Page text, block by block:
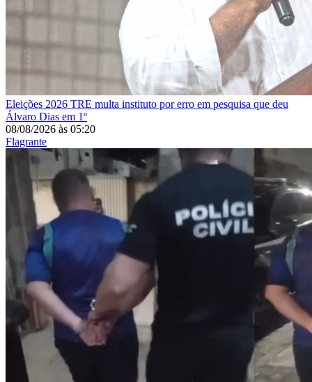
Eleições 2026 TRE multa instituto por erro em pesquisa que deu
Álvaro Dias em 1º
08/08/2026 às 05:20
Flagrante